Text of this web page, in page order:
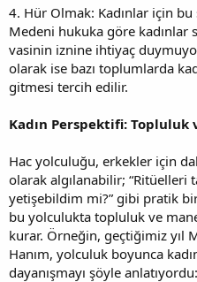
4. Hür Olmak: Kadınlar için
Medeni hukuka göre kadınlar
vasinin iznine ihtiyaç
olarak ise bazı toplumlarda
gitmesi tercih edilir.
Kadın Perspektifi: Topluluk
Hac yolculuğu, erkekler için
olarak algılanabilir; “Ritüelleri
yetişebildim mi?” gibi pratik
bu yolculukta topluluk ve
kurar. Örneğin, geçtiğimiz yıl
Hanım, yolculuk boyunca
dayanışmayı şöyle anlatıyordu: